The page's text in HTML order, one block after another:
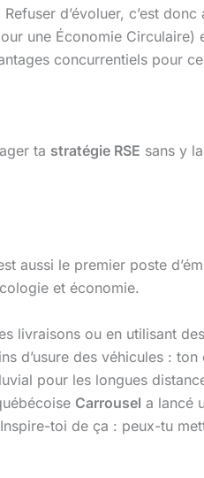
d’évoluer, c’est
une Économie
concurrentiels pour
ta stratégie RSE sans y
aussi le premier poste
et économie.
livraisons ou en utilisant
d’usure des véhicules :
pour les longues
Carrousel a lancé
toi de ça : peux-tu